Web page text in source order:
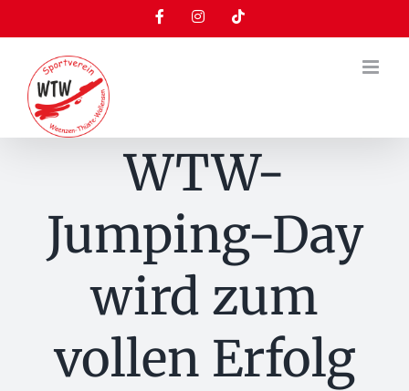
Inhalt
springen
FacebookInstagramTiktok
WTW-
Jumping-Day
wird zum
vollen Erfolg